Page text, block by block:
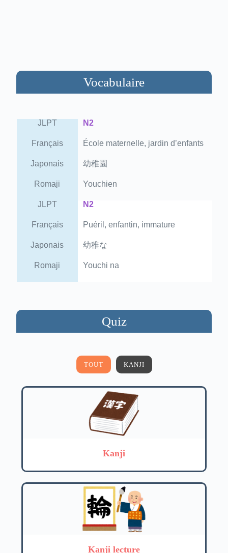
Vocabulaire
JLPT N2
Français École maternelle, jardin d’enfants
Japonais 幼稚園
Romaji Youchien
JLPT N2
Français Puéril, enfantin, immature
Japonais 幼稚な
Romaji Youchi na
Quiz
TOUT KANJI
Kanji
Kanji lecture